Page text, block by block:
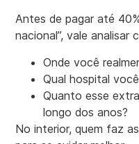
Antes de pagar até
nacional”, vale analisar
Onde você
Qual hospital
Quanto esse
longo dos anos?
No interior, quem faz